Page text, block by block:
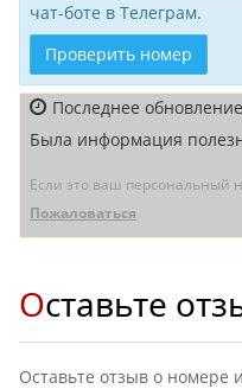
чат-боте в Телеграм.
Проверить номер
Последнее
Была информация
Если это ваш персональный
Пожаловаться
Оставьте
Оставьте отзыв о номере